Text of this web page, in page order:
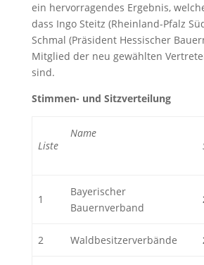
ein hervorragendes Ergebnis,
dass Ingo Steitz (Rheinland-Pfalz
Schmal (Präsident Hessischer
Mitglied der neu gewählten
sind.
Stimmen- und Sitzverteilung
Liste
Name
1
Bayerischer
Bauernverband
2 Waldbesitzerverbände